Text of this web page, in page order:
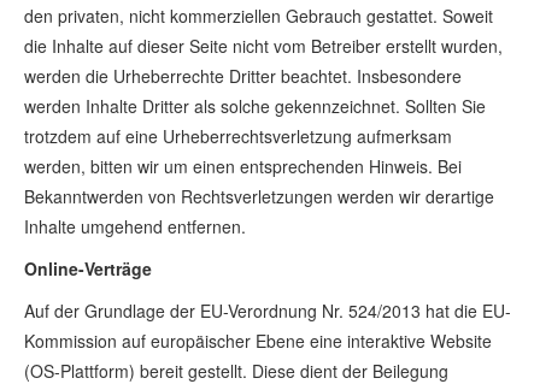
den privaten, nicht kommerziellen Gebrauch gestattet. Soweit
die Inhalte auf dieser Seite nicht vom Betreiber erstellt wurden,
werden die Urheberrechte Dritter beachtet. Insbesondere
werden Inhalte Dritter als solche gekennzeichnet. Sollten Sie
trotzdem auf eine Urheberrechtsverletzung aufmerksam
werden, bitten wir um einen entsprechenden Hinweis. Bei
Bekanntwerden von Rechtsverletzungen werden wir derartige
Inhalte umgehend entfernen.
Online-Verträge
Auf der Grundlage der EU-Verordnung Nr. 524/2013 hat die EU-
Kommission auf europäischer Ebene eine interaktive Website
(OS-Plattform) bereit gestellt. Diese dient der Beilegung